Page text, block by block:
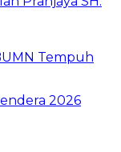
Tempuh